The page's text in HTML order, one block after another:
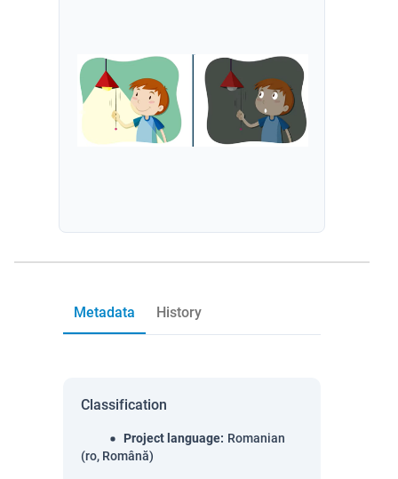
Metadata History
Classification
Project language: Romanian
(ro, Română)